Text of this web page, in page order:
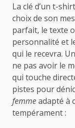
La clé d’un t-
choix de son
parfait, le texte
personnalité et
qui le recevra.
ne pas avoir le
qui touche
pistes pour
femmeadapté à
tempérament :